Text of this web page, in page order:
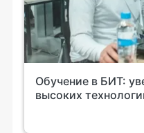
Обучение в БИТ:
высоких